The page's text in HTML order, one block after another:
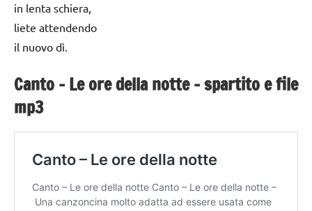
in lenta schiera,
liete attendendo
il nuovo dì.
Canto – Le ore della notte – spartito e file
mp3